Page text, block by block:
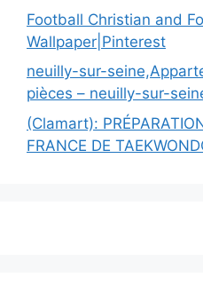
Football Christian and
Wallpaper|Pinterest
neuilly-sur-
pièces – neuilly-sur-
(Clamart):
FRANCE DE